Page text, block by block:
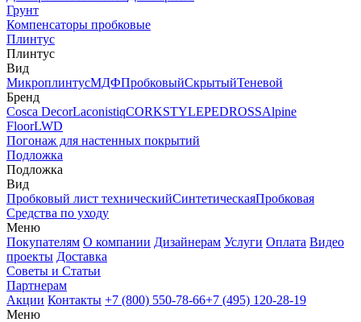
Грунт
Компенсаторы пробковые
Плинтус
Плинтус
Вид
МикроплинтусМДФПробковыйСкрытыйТеневой
Бренд
Cosca DecorLaconistiqCORKSTYLEPEDROSSAlpine
FloorLWD
Погонаж для настенных покрытий
Подложка
Подложка
Вид
Пробковый лист техническийСинтетическаяПробковая
Средства по уходу
Меню
Покупателям О компании Дизайнерам Услуги Оплата Видео
проекты Доставка
Советы и Статьи
Партнерам
Акции Контакты +7 (800) 550-78-66+7 (495) 120-28-19
Меню